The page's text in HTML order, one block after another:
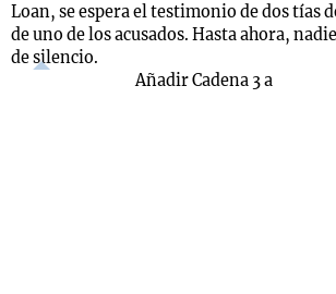
Loan, se espera el testimonio de dos tías
de uno de los acusados. Hasta ahora,
de silencio.
Añadir Cadena 3 a